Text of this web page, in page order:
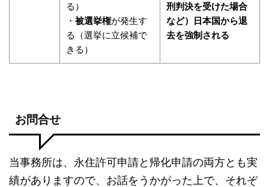
る）
・ 被選挙権が発生す
る（選挙に立候補で
きる）
刑判決を受けた場合
など）日本国から退
去を強制される
お問合せ
当事務所は、永住許可申請と帰化申請の両方とも実
績がありますので、お話をうかがった上で、それぞ